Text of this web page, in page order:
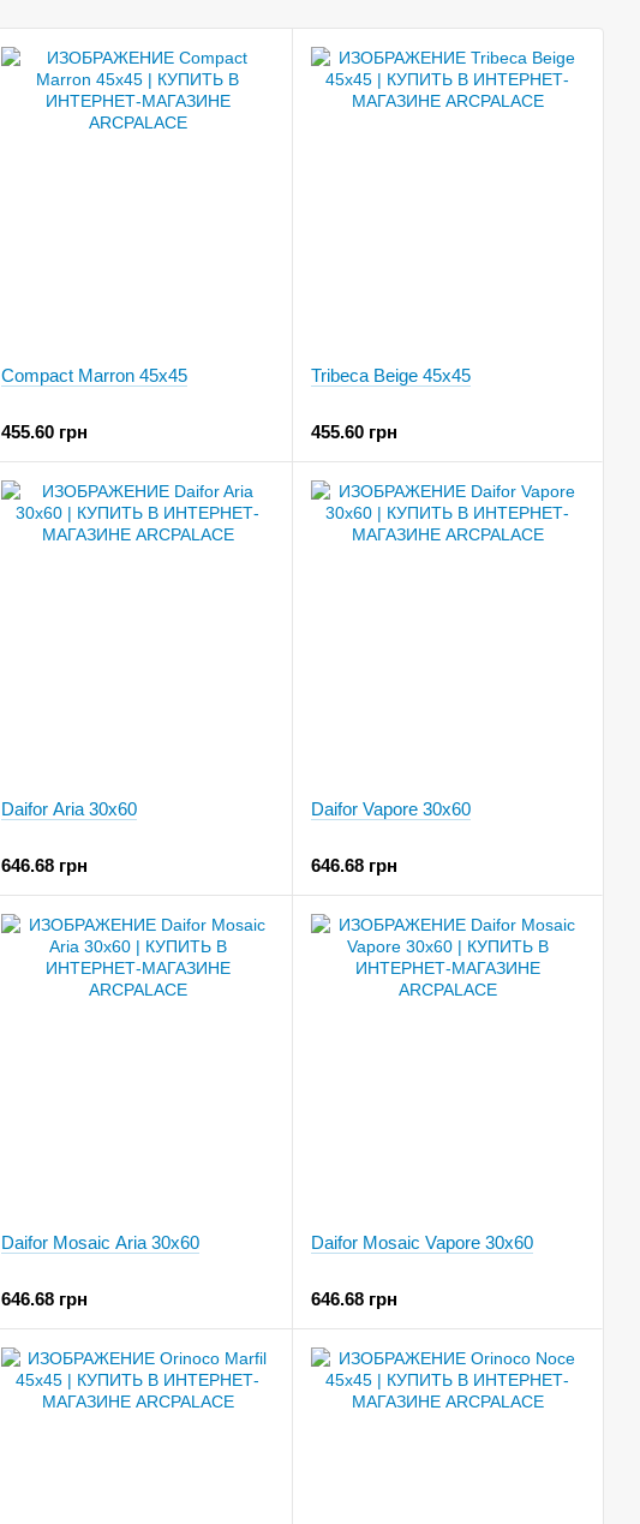
Compact Marron 45x45
455.60 грн
Tribeca Beige 45x45
455.60 грн
Daifor Aria 30x60
646.68 грн
Daifor Vapore 30x60
646.68 грн
Daifor Mosaic Aria 30x60
646.68 грн
Daifor Mosaic Vapore 30x60
646.68 грн